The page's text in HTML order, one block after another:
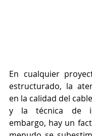
En cualquier
estructurado, la
en la calidad del
y la técnica de
embargo, hay un